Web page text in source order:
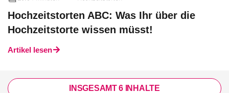
Hochzeitstorten ABC: Was Ihr über die
Hochzeitstorte wissen müsst!
Artikel lesen
INSGESAMT 6 INHALTE